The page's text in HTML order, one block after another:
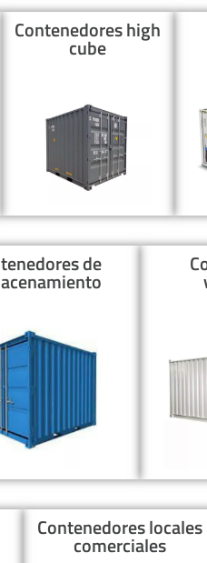
Contenedores high
cube
de
Contenedores locales
comerciales